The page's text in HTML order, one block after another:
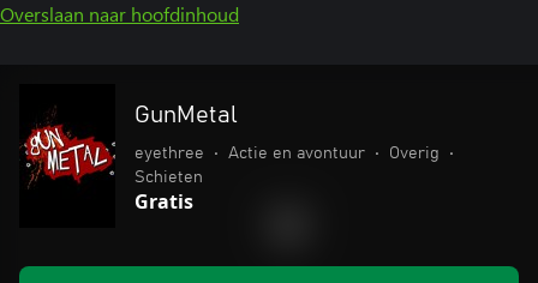
Overslaan naar hoofdinhoud
GunMetal
eyethree • Actie en avontuur • Overig
•
Schieten
Gratis